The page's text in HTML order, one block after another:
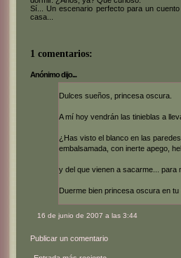
Sí... Un escenario perfecto para un
casa...
1 comentarios:
Anónimo dijo...
Dulces sueños, princesa oscura.
A mí hoy vendrán las tinieblas a
¿Has visto el blanco en las
embalsamada, con inerte apego,
y del que vienen a sacarme... para
Duerme bien princesa oscura en tu
16 de junio de 2007 a las 3:44
Publicar un comentario